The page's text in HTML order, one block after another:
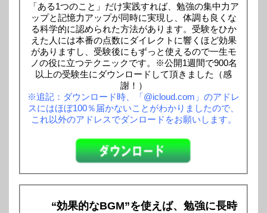
「ある1つのこと」だけ実践すれば、勉強の集中力ア
ップと記憶力アップが同時に実現し、体調も良くな
る科学的に認められた方法があります。受験をひか
えた人には本番の点数にダイレクトに響くほど効果
がありますし、受験後にもずっと使えるので一生モ
ノの役に立つテクニックです。※公開1週間で900名
以上の受験生にダウンロードして頂きました（感
謝！）
※追記：ダウンロード時、「@icloud.com」のアドレ
スにはほぼ100％届かないことがわかりましたので、
これ以外のアドレスでダンロードをお願いします。
“効果的なBGM”を使えば、勉強に長時